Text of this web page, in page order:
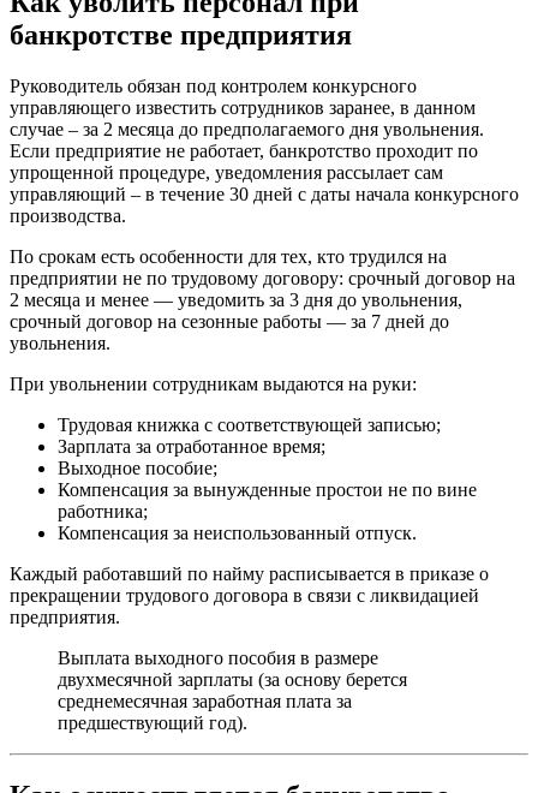
банкротстве предприятия
Руководитель обязан под контролем конкурсного
управляющего известить сотрудников заранее, в данном
случае – за 2 месяца до предполагаемого дня увольнения.
Если предприятие не работает, банкротство проходит по
упрощенной процедуре, уведомления рассылает сам
управляющий – в течение 30 дней с даты начала конкурсного
производства.
По срокам есть особенности для тех, кто трудился на
предприятии не по трудовому договору: срочный договор на
2 месяца и менее — уведомить за 3 дня до увольнения,
срочный договор на сезонные работы — за 7 дней до
увольнения.
При увольнении сотрудникам выдаются на руки:
Трудовая книжка с соответствующей записью;
Зарплата за отработанное время;
Выходное пособие;
Компенсация за вынужденные простои не по вине
работника;
Компенсация за неиспользованный отпуск.
Каждый работавший по найму расписывается в приказе о
прекращении трудового договора в связи с ликвидацией
предприятия.
Выплата выходного пособия в размере
двухмесячной зарплаты (за основу берется
среднемесячная заработная плата за
предшествующий год).